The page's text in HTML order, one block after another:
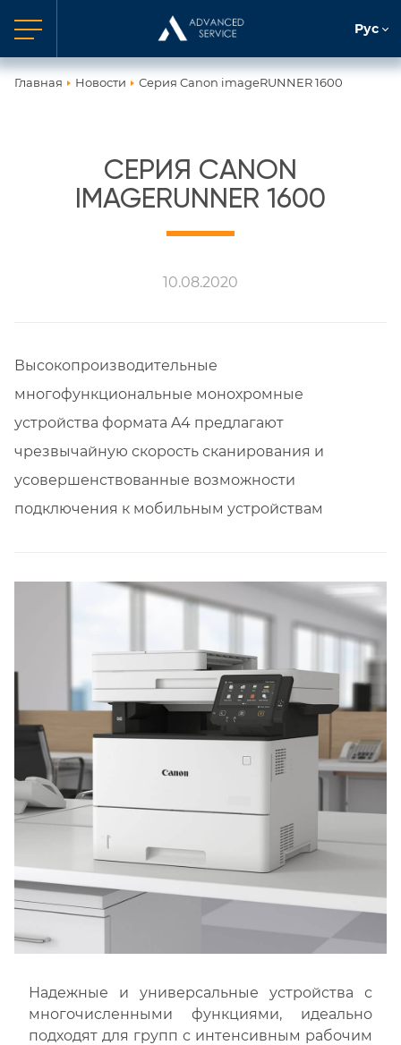
Рус
Главная Новости Серия Canon imageRUNNER 1600
СЕРИЯ CANON
IMAGERUNNER 1600
10.08.2020
Высокопроизводительные
многофункциональные монохромные
устройства формата A4 предлагают
чрезвычайную скорость сканирования и
усовершенствованные возможности
подключения к мобильным устройствам
Надежные и универсальные устройства с
многочисленными функциями, идеально
подходят для групп с интенсивным рабочим